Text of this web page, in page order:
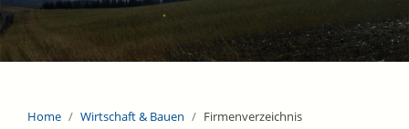
Home Wirtschaft & Bauen Firmenverzeichnis